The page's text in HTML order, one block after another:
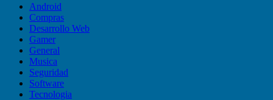
Android
Compras
Desarrollo Web
Gamer
General
Musica
Seguridad
Software
Tecnologia